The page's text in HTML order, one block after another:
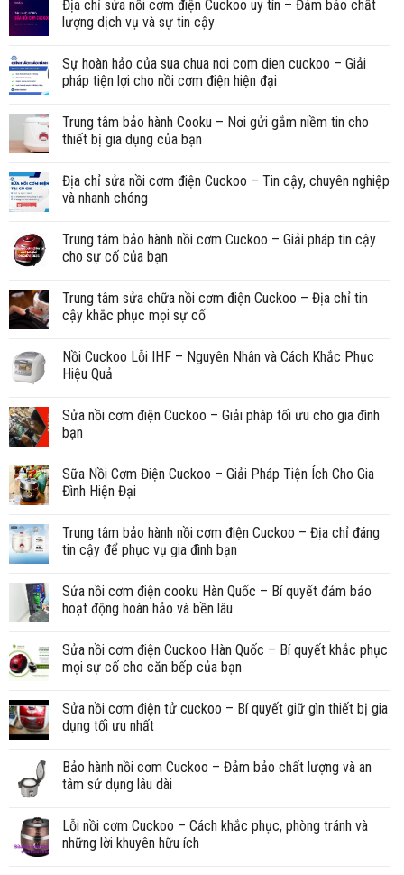
Địa chỉ sửa nồi cơm điện Cuckoo uy tín – Đảm bảo chất
lượng dịch vụ và sự tin cậy
Sự hoàn hảo của sua chua noi com dien cuckoo – Giải
pháp tiện lợi cho nồi cơm điện hiện đại
Trung tâm bảo hành Cooku – Nơi gửi gắm niềm tin cho
thiết bị gia dụng của bạn
Địa chỉ sửa nồi cơm điện Cuckoo – Tin cậy, chuyên nghiệp
và nhanh chóng
Trung tâm bảo hành nồi cơm Cuckoo – Giải pháp tin cậy
cho sự cố của bạn
Trung tâm sửa chữa nồi cơm điện Cuckoo – Địa chỉ tin
cậy khắc phục mọi sự cố
Nồi Cuckoo Lỗi IHF – Nguyên Nhân và Cách Khắc Phục
Hiệu Quả
Sửa nồi cơm điện Cuckoo – Giải pháp tối ưu cho gia đình
bạn
Sữa Nồi Cơm Điện Cuckoo – Giải Pháp Tiện Ích Cho Gia
Đình Hiện Đại
Trung tâm bảo hành nồi cơm điện Cuckoo – Địa chỉ đáng
tin cậy để phục vụ gia đình bạn
Sửa nồi cơm điện cooku Hàn Quốc – Bí quyết đảm bảo
hoạt động hoàn hảo và bền lâu
Sửa nồi cơm điện Cuckoo Hàn Quốc – Bí quyết khắc phục
mọi sự cố cho căn bếp của bạn
Sửa nồi cơm điện tử cuckoo – Bí quyết giữ gìn thiết bị gia
dụng tối ưu nhất
Bảo hành nồi cơm Cuckoo – Đảm bảo chất lượng và an
tâm sử dụng lâu dài
Lỗi nồi cơm Cuckoo – Cách khắc phục, phòng tránh và
những lời khuyên hữu ích